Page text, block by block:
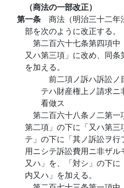
（商法の一部改正）
第一条 商法（明治三十二年
部を次のように改正する。
第二百六十七条第四項
又ハ第三項」に改め、同
を加える。
前二項ノ訴ハ訴訟
テハ財産権上ノ請求ニ
看做ス
第二百六十八条ノ二第
第二項」の下に「又ハ第
テ」の下に「其ノ訴訟ヲ
用ニシテ訴訟費用ニ非ザル
又ハ」を、「対シ」の下
内又ハ」を加える。